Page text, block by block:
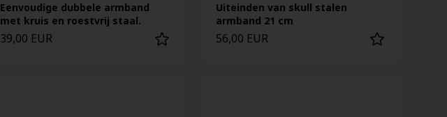
Eenvoudige dubbele armband
met kruis en roestvrij staal.
39,00 EUR
Uiteinden van skull stalen
armband 21 cm
56,00 EUR